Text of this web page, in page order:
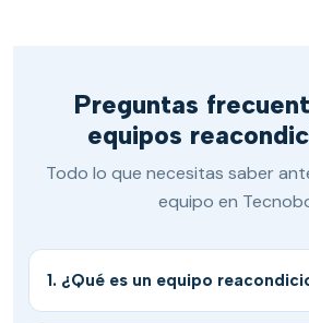
Preguntas
equipos
Todo lo que necesitas saber
equipo en
1. ¿Qué es un equipo